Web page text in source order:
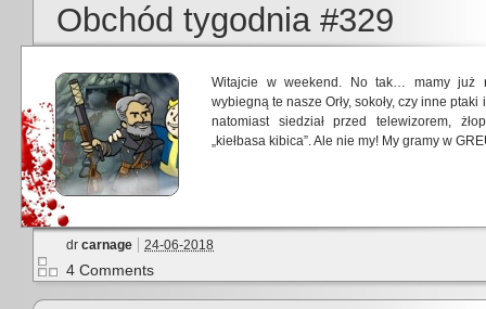
Obchód tygodnia #329
Witajcie w weekend. No tak… mamy już
wybiegną te nasze Orły, sokoły, czy inne
natomiast siedział przed telewizorem,
„kiełbasa kibica”. Ale nie my! My gramy w
dr carnage 24-06-2018
4 Comments